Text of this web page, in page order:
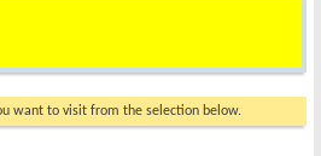
want to visit from the selection below.